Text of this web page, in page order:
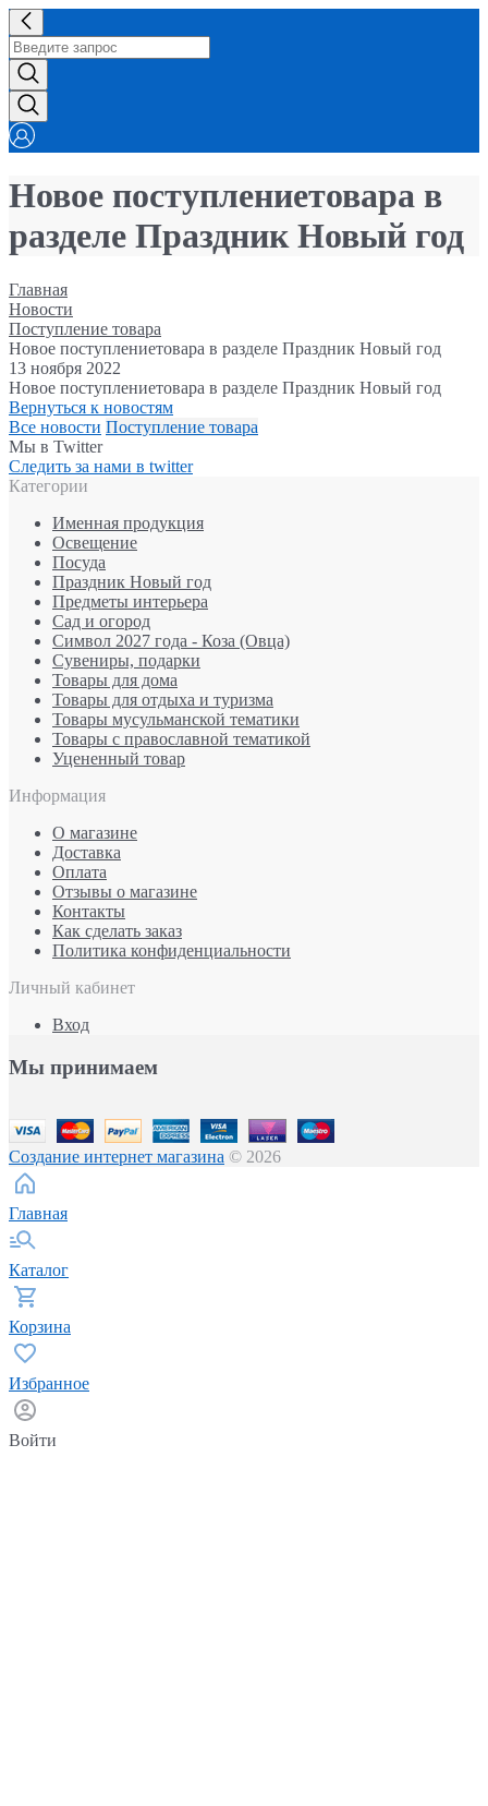
Новое поступлениетовара в
разделе Праздник Новый год
Главная
Новости
Поступление товара
Новое поступлениетовара в разделе Праздник Новый год
13 ноября 2022
Новое поступлениетовара в разделе Праздник Новый год
Вернуться к новостям
Все новости Поступление товара
Мы в Twitter
Следить за нами в twitter
Категории
Именная продукция
Освещение
Посуда
Праздник Новый год
Предметы интерьера
Сад и огород
Символ 2027 года - Коза (Овца)
Сувениры, подарки
Товары для дома
Товары для отдыха и туризма
Товары мусульманской тематики
Товары с православной тематикой
Уцененный товар
Информация
О магазине
Доставка
Оплата
Отзывы о магазине
Контакты
Как сделать заказ
Политика конфиденциальности
Личный кабинет
Вход
Мы принимаем
Создание интернет магазина © 2026
Главная
Каталог
Корзина
Избранное
Войти